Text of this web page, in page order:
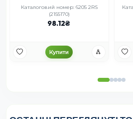
Каталоговий номер: 6205 2RS
(2155170)
98.12
Купити